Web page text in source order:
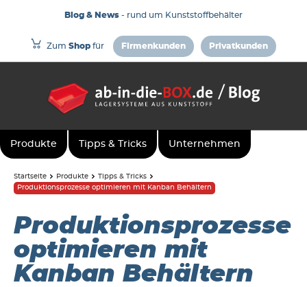
Blog & News - rund um Kunststoffbehälter
Zum Shop für Firmenkunden Privatkunden
Produkte Tipps & Tricks Unternehmen
Startseite Produkte
Tipps & Tricks
Produktionsprozesse optimieren mit Kanban Behältern
Produktionsprozesse
optimieren mit
Kanban Behältern